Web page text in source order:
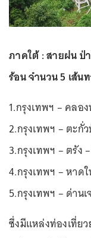
ภาคใต้ : สายฝน ป่
ร้อน จำนวน 5 เส้น
1.กรุงเทพฯ – คลอ
2.กรุงเทพฯ – ตะกั่
3.กรุงเทพฯ – ตรัง
4.กรุงเทพฯ – หาด
5.กรุงเทพฯ – ด่าน
ซึ่งมีแหล่งท่องเที่ย